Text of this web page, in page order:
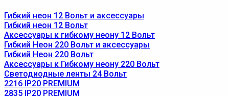
Гибкий неон 12 Вольт и аксессуары
Гибкий неон 12 Вольт
Аксессуары к гибкому неону 12 Вольт
Гибкий Неон 220 Вольт и аксессуары
Гибкий Неон 220 Вольт
Аксессуары к Гибкому неону 220 Вольт
Светодиодные ленты 24 Вольт
2216 IP20 PREMIUM
2835 IP20 PREMIUM